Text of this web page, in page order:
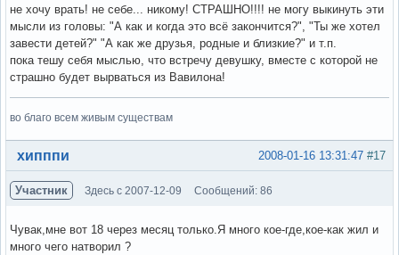
не хочу врать! не себе... никому! СТРАШНО!!!! не могу выкинуть эти
мысли из головы: "А как и когда это всё закончится?", "Ты же хотел
завести детей?" "А как же друзья, родные и близкие?" и т.п.
пока тешу себя мыслью, что встречу девушку, вместе с которой не
страшно будет вырваться из Вавилона!
во благо всем живым существам
Вне форума #17
2008-01-16 13:31:47
хипппи
Участник Здесь с 2007-12-09 Сообщений: 86
Чувак,мне вот 18 через месяц только.Я много кое-где,кое-как жил и
много чего натворил ?